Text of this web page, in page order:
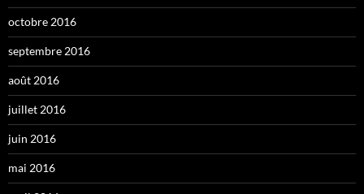
octobre 2016
septembre 2016
août 2016
juillet 2016
juin 2016
mai 2016